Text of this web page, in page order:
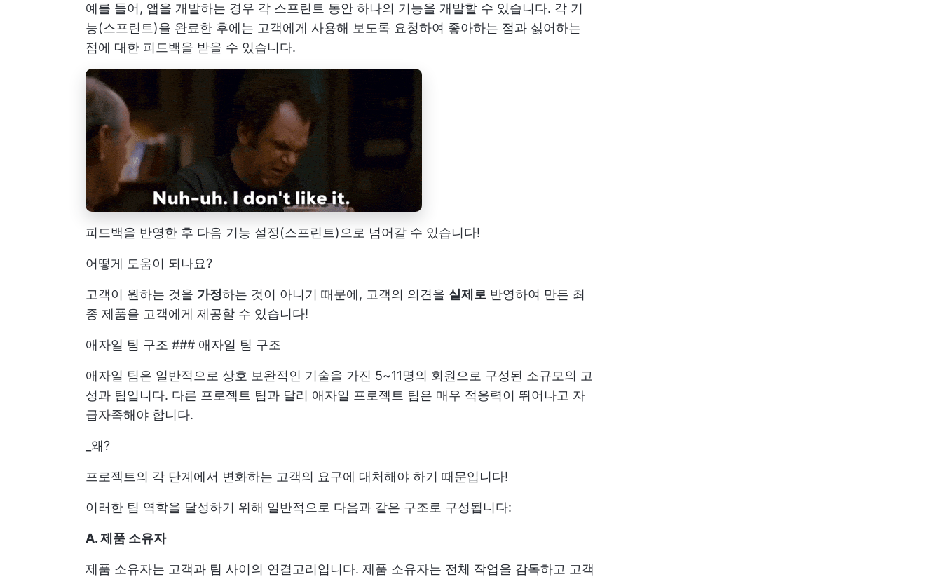
예를 들어, 앱을 개발하는 경우 각 스프린트 동안 하나의 기능을 개발할 수 있습니다. 각 기
능(스프린트)을 완료한 후에는 고객에게 사용해 보도록 요청하여 좋아하는 점과 싫어하는
점에 대한 피드백을 받을 수 있습니다.
피드백을 반영한 후 다음 기능 설정(스프린트)으로 넘어갈 수 있습니다!
어떻게 도움이 되나요?
고객이 원하는 것을 가정하는 것이 아니기 때문에, 고객의 의견을 실제로 반영하여 만든 최
종 제품을 고객에게 제공할 수 있습니다!
애자일 팀 구조 ### 애자일 팀 구조
애자일 팀은 일반적으로 상호 보완적인 기술을 가진 5~11명의 회원으로 구성된 소규모의 고
성과 팀입니다. 다른 프로젝트 팀과 달리 애자일 프로젝트 팀은 매우 적응력이 뛰어나고 자
급자족해야 합니다.
_왜?
프로젝트의 각 단계에서 변화하는 고객의 요구에 대처해야 하기 때문입니다!
이러한 팀 역학을 달성하기 위해 일반적으로 다음과 같은 구조로 구성됩니다:
A. 제품 소유자
제품 소유자는 고객과 팀 사이의 연결고리입니다. 제품 소유자는 전체 작업을 감독하고 고객